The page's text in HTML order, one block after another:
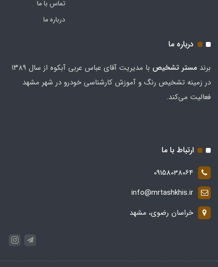
تماس با ما
درباره ما
درباره ما
برند مستر تشخيص
با مدیریت آقای عباس عربی آبکوه از سال ۱۳۸۹
در زمینه تشخیص رنگ و آموزش کارشناسی خودرو در شهر مشهد
فعالیت می‌کند.
ارتباط با ما
09158038064
info@mrtashkhis.ir
خراسان رضوی، مشهد